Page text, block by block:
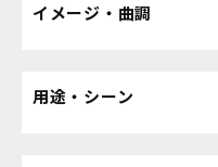
イメージ・曲調
用途・シーン